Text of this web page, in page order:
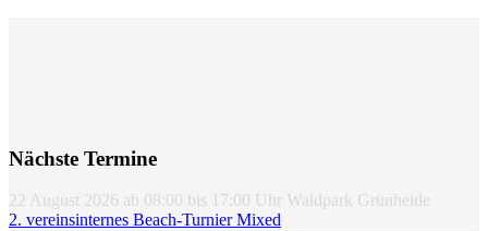
Nächste Termine
22 August 2026 ab 08:00 bis 17:00 Uhr Waldpark Grünheide
2. vereinsinternes Beach-Turnier Mixed